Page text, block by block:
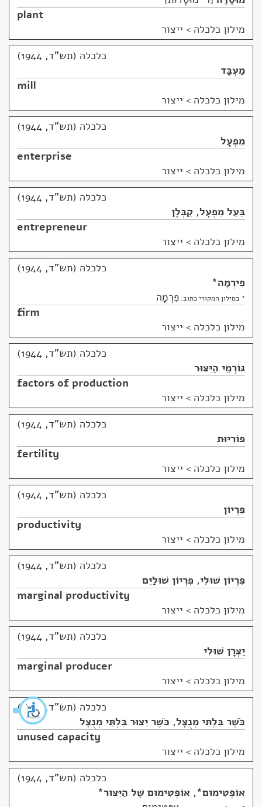
plant
מילון כלכלה > ייצור
כלכלה (תש"ד, 1944)
מַעְבָּד
mill
מילון כלכלה > ייצור
כלכלה (תש"ד, 1944)
מִפְעָל
enterprise
מילון כלכלה > ייצור
כלכלה (תש"ד, 1944)
בַּעַל מִפְעָל, קַבְּלָן
entrepreneur
מילון כלכלה > ייצור
כלכלה (תש"ד, 1944)
פִירְמָה*
* במילון המקורי כתוב: פִרְמָה
firm
מילון כלכלה > ייצור
כלכלה (תש"ד, 1944)
גּוֹרְמֵי הַיִּצּוּר
factors of production
מילון כלכלה > ייצור
כלכלה (תש"ד, 1944)
פּוֹרִיּוּת
fertility
מילון כלכלה > ייצור
כלכלה (תש"ד, 1944)
פִּרְיוֹן
productivity
מילון כלכלה > ייצור
כלכלה (תש"ד, 1944)
פִּרְיוֹן שׁוּלִי, פִּרְיוֹן שׁוּלַיִם
marginal productivity
מילון כלכלה > ייצור
כלכלה (תש"ד, 1944)
יַצְּרָן שׁוּלִי
marginal producer
מילון כלכלה > ייצור
כלכלה (תש"ד, 1944)
כֹּשֶׁר בִּלְתִּי מְנֻצָּל, כֹּשֶׁר יִצּוּר בִּלְתִּי מְנֻצָּל
unused capacity
מילון כלכלה > ייצור
כלכלה (תש"ד, 1944)
אוֹפְּטִימוּם*
, אוֹפְּטִימוּם שֶׁל הַיִּצּוּר*